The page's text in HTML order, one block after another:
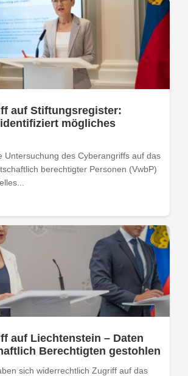
auf Stiftungsregister:
mögliches
Untersuchung des Cyberangriffs auf das
berechtigter Personen (VwbP)
auf Liechtenstein – Daten
Berechtigten gestohlen
sich widerrechtlich Zugriff auf das